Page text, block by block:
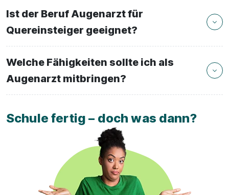
Ist der Beruf Augenarzt für
Quereinsteiger geeignet?
Welche Fähigkeiten sollte ich als
Augenarzt mitbringen?
Schule fertig – doch was dann?